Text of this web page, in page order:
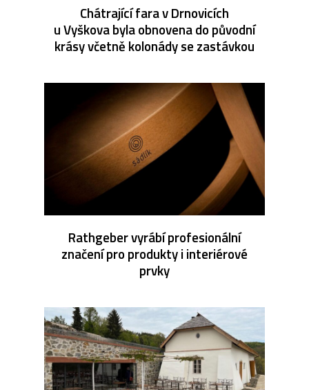
Chátrající fara v Drnovicích
u Vyškova byla obnovena do původní
krásy včetně kolonády se zastávkou
Rathgeber vyrábí profesionální
značení pro produkty i interiérové
prvky